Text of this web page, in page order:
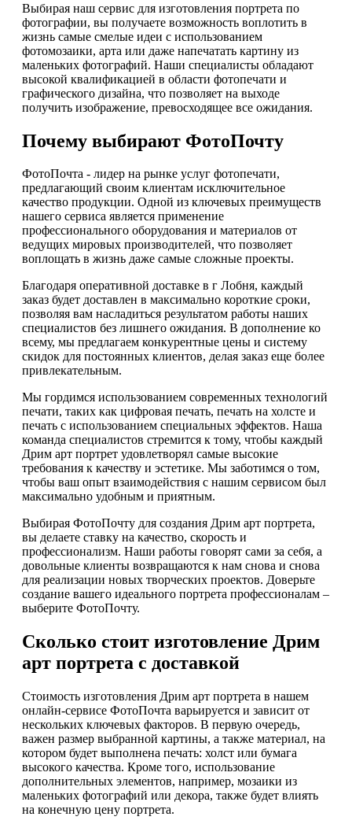
Выбирая наш сервис для изготовления портрета по
фотографии, вы получаете возможность воплотить в
жизнь самые смелые идеи с использованием
фотомозаики, арта или даже напечатать картину из
маленьких фотографий. Наши специалисты обладают
высокой квалификацией в области фотопечати и
графического дизайна, что позволяет на выходе
получить изображение, превосходящее все ожидания.
Почему выбирают ФотоПочту
ФотоПочта - лидер на рынке услуг фотопечати,
предлагающий своим клиентам исключительное
качество продукции. Одной из ключевых преимуществ
нашего сервиса является применение
профессионального оборудования и материалов от
ведущих мировых производителей, что позволяет
воплощать в жизнь даже самые сложные проекты.
Благодаря оперативной доставке в г Лобня, каждый
заказ будет доставлен в максимально короткие сроки,
позволяя вам насладиться результатом работы наших
специалистов без лишнего ожидания. В дополнение ко
всему, мы предлагаем конкурентные цены и систему
скидок для постоянных клиентов, делая заказ еще более
привлекательным.
Мы гордимся использованием современных технологий
печати, таких как цифровая печать, печать на холсте и
печать с использованием специальных эффектов. Наша
команда специалистов стремится к тому, чтобы каждый
Дрим арт портрет удовлетворял самые высокие
требования к качеству и эстетике. Мы заботимся о том,
чтобы ваш опыт взаимодействия с нашим сервисом был
максимально удобным и приятным.
Выбирая ФотоПочту для создания Дрим арт портрета,
вы делаете ставку на качество, скорость и
профессионализм. Наши работы говорят сами за себя, а
довольные клиенты возвращаются к нам снова и снова
для реализации новых творческих проектов. Доверьте
создание вашего идеального портрета профессионалам –
выберите ФотоПочту.
Сколько стоит изготовление Дрим
арт портрета с доставкой
Стоимость изготовления Дрим арт портрета в нашем
онлайн-сервисе ФотоПочта варьируется и зависит от
нескольких ключевых факторов. В первую очередь,
важен размер выбранной картины, а также материал, на
котором будет выполнена печать: холст или бумага
высокого качества. Кроме того, использование
дополнительных элементов, например, мозаики из
маленьких фотографий или декора, также будет влиять
на конечную цену портрета.